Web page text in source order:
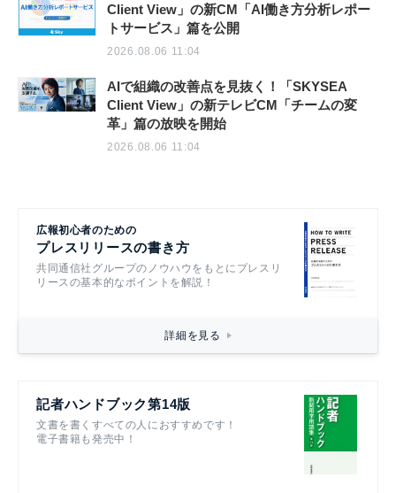
Client View」の新CM「AI働き方分析レポー
トサービス」篇を公開
2026.08.06 11:04
AIで組織の改善点を見抜く！「SKYSEA
Client View」の新テレビCM「チームの変
革」篇の放映を開始
2026.08.06 11:04
広報初心者のための
プレスリリースの書き方
共同通信社グループのノウハウをもとにプレスリ
リースの基本的なポイントを解説！
詳細を見る
記者ハンドブック第14版
文書を書くすべての人におすすめです！
電子書籍も発売中！